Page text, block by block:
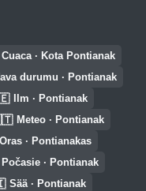
Cuaca · Kota Pontianak
durumu · Pontianak
Ilm · Pontianak
Meteo · Pontianak
Oras · Pontianakas
Počasie · Pontianak
Sää · Pontianak